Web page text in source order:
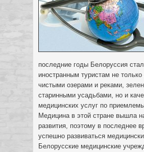
последние годы Белоруссия
иностранным туристам не
чистыми озерами и реками,
старинными усадьбами, но и
медицинских услуг по
Медицина в этой стране вышла
развития, поэтому в последнее
успешно развиваться
Белорусские медицинские